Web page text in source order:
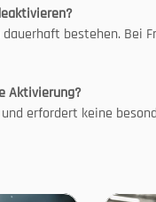
bestehen. Bei
Aktivierung?
erfordert keine